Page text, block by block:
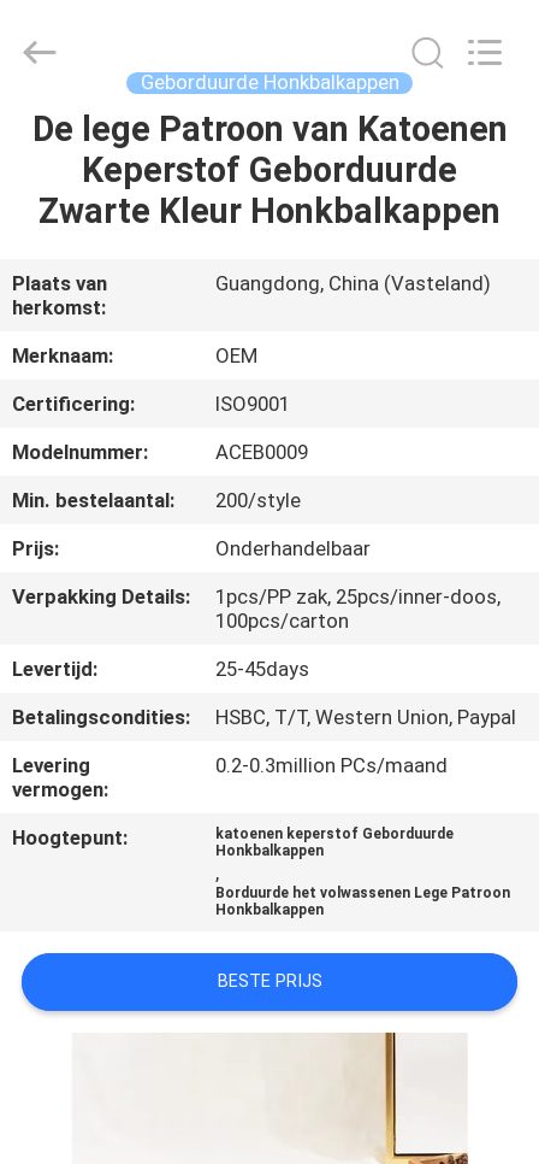
HUIS
PRODUCTEN
ONGEVEER
ONS
FABRIEKSREIS
CONTACTEER
ONS
NIEUWS
GEVALLEN
SITEMAP
POLICY
Reserved.
Geborduurde Honkbalkappen
De lege Patroon van Katoenen
Keperstof Geborduurde
Zwarte Kleur Honkbalkappen
Plaats van
herkomst:
Guangdong, China (Vasteland)
Merknaam:
OEM
Certificering:
ISO9001
Modelnummer:
ACEB0009
Min. bestelaantal:
200/style
Prijs:
Onderhandelbaar
Verpakking Details:
1pcs/PP zak, 25pcs/inner-doos,
100pcs/carton
Levertijd:
25-45days
Betalingscondities:
HSBC, T/T, Western Union, Paypal
Levering
vermogen:
0.2-0.3million PCs/maand
Hoogtepunt:
katoenen keperstof Geborduurde
Honkbalkappen
,
Borduurde het volwassenen Lege Patroon
Honkbalkappen
BESTE PRIJS